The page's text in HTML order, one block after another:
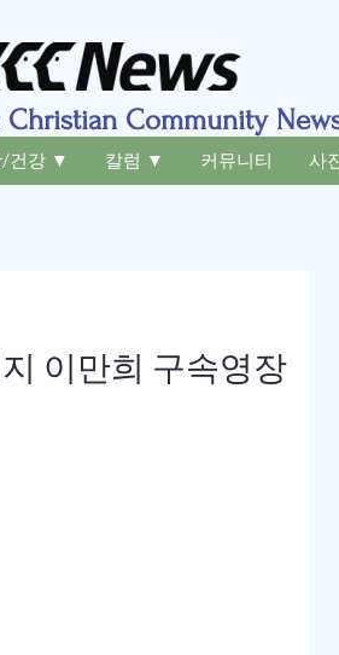
Christian Community
/건강 ▼ 칼럼 ▼ 커뮤니티 사
이만희 구속영장